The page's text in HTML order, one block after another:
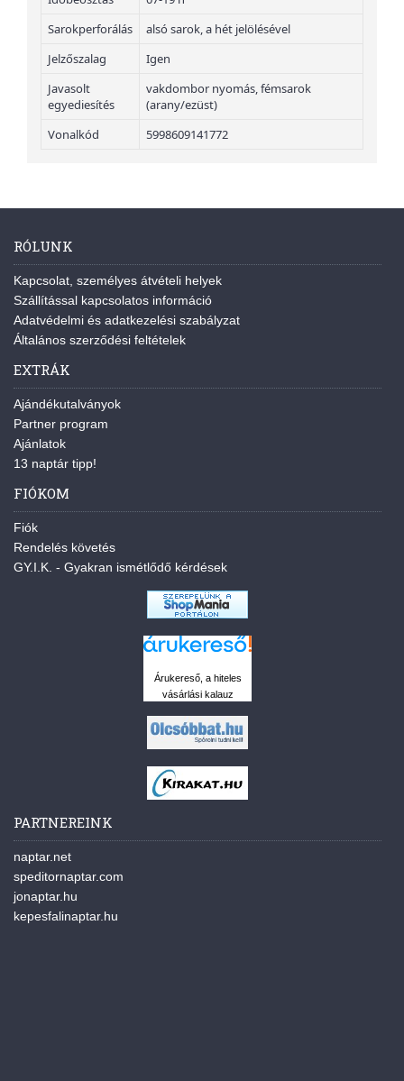
Sarokperforálás
alsó sarok, a hét jelölésével
Jelzőszalag
Igen
Javasolt
egyediesítés
vakdombor nyomás, fémsarok
(arany/ezüst)
Vonalkód
5998609141772
RÓLUNK
Kapcsolat, személyes átvételi helyek
Szállítással kapcsolatos információ
Adatvédelmi és adatkezelési szabályzat
Általános szerződési feltételek
EXTRÁK
Ajándékutalványok
Partner program
Ajánlatok
13 naptár tipp!
FIÓKOM
Fiók
Rendelés követés
GY.I.K. - Gyakran ismétlődő kérdések
Árukereső, a hiteles
vásárlási kalauz
PARTNEREINK
naptar.net
speditornaptar.com
jonaptar.hu
kepesfalinaptar.hu